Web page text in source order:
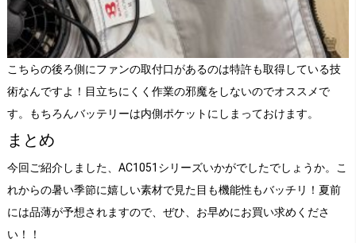
こちらの後ろ側にファンの取付口があるのは特許も取得している技
術なんですよ！目立ちにくく作業の邪魔をしないのでオススメで
す。もちろんバッテリーは内側ポケットにしまっておけます。
まとめ
今回ご紹介しました、AC1051シリーズいかがでしたでしょうか。こ
れからの暑い季節に嬉しい素材で見た目も機能性もバッチリ！夏前
には品薄が予想されますので、ぜひ、お早めにお買い求めくださ
い！！